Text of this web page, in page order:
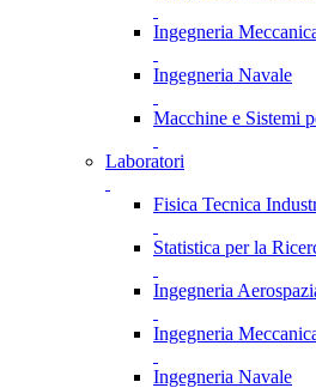
Ingegneria
Ingegneria Navale
Macchine e Sistemi
Laboratori
Fisica Tecnica
Statistica per la
Ingegneria
Ingegneria
Ingegneria Navale